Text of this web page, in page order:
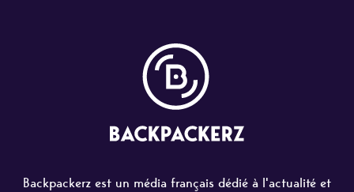
Backpackerz est un média français dédié à l'actualité et